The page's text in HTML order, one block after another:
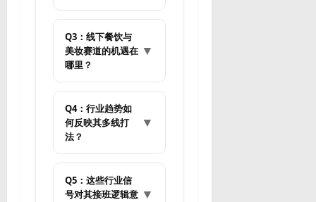
Q3：线下餐饮与
美妆赛道的机遇在
哪里？
▼
Q4：行业趋势如
何反映其多线打
法？
▼
Q5：这些行业信
号对其接班逻辑意 ▼